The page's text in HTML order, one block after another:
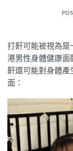
打鼾可能被視為是
港男性身體健康面
鼾還可能對身體
面：